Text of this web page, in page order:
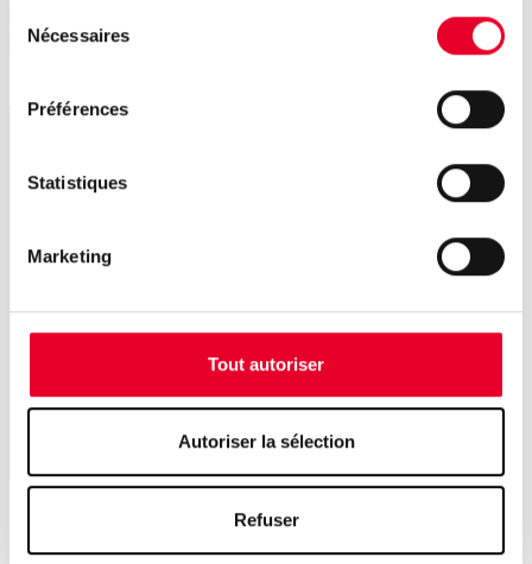
Nécessaires
Préférences
Statistiques
Marketing
Tout autoriser
Autoriser la sélection
Refuser
Historian présentant une bien meilleure utilisation de
l’espace de stockage, même sans compression.
Les données représentent un test spécifique de 400 000
enregistrements stockés dans une base de données
relationnelle standard et Proficy Historian. Les résultats